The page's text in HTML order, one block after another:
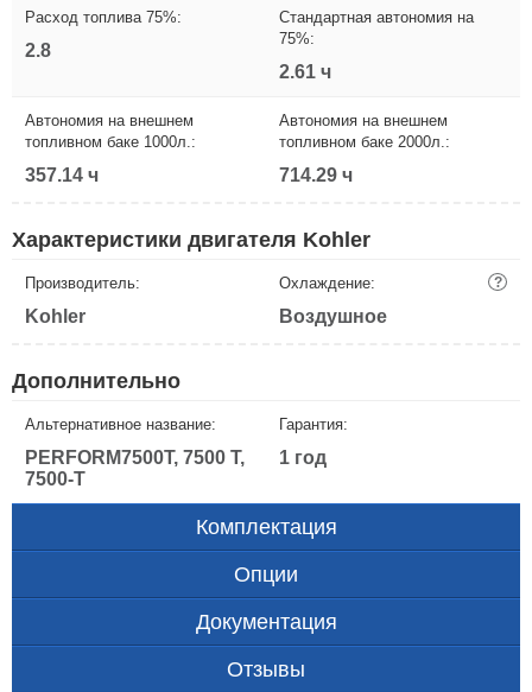
Расход топлива 75%:
2.8
Стандартная автономия на
75%:
2.61 ч
Автономия на внешнем
топливном баке 1000л.:
357.14 ч
Автономия на внешнем
топливном баке 2000л.:
714.29 ч
Характеристики двигателя Kohler
Производитель:
Kohler
Охлаждение: ?
Воздушное
Дополнительно
Альтернативное название:
PERFORM7500T, 7500 T,
7500-Т
Гарантия:
1 год
Комплектация
Опции
Документация
Отзывы